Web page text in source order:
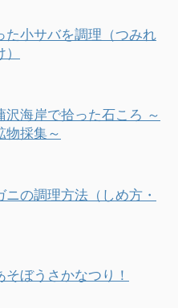
た小サバを調理（つみれ
沢海岸で拾った石ころ ～
物採集～
ニの調理方法（しめ方・
ぼうさかなつり！